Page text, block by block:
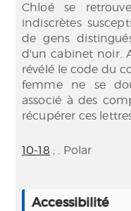
Chloé se
indiscrètes
de gens
d'un cabinet noir.
révélé le code du
femme ne se
associé à des
récupérer ces
10-18 ; . Polar
Accessibilité